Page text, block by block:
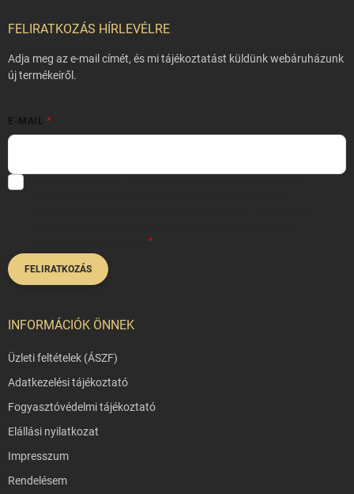
FELIRATKOZÁS HÍRLEVÉLRE
Adja meg az e-mail címét, és mi tájékoztatást küldünk webáruházunk
új termékeiről.
E-MAIL
FELIRATKOZÁS
INFORMÁCIÓK ÖNNEK
Üzleti feltételek (ÁSZF)
Adatkezelési tájékoztató
Fogyasztóvédelmi tájékoztató
Elállási nyilatkozat
Impresszum
Rendelésem